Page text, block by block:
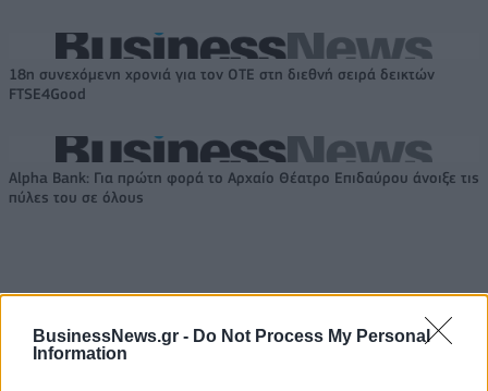
BusinessNews.gr - Do Not Process My Personal
Information
18η συνεχόμενη χρονιά για τον ΟΤΕ στη διεθνή σειρά δεικτών
FTSE4Good
Alpha Bank: Για πρώτη φορά το Αρχαίο Θέατρο Επιδαύρου άνοιξε τις
πύλες του σε όλους
ΠΕΡΙΣΣΌΤΕΡΑ ΣΕ ΑΥΤΉ ΤΗΝ ΚΑΤΗΓΟΡΊΑ